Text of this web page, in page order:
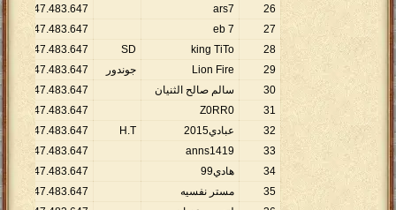
26
ars7
2 147.483.647
1
27
eb 7
2 147.483.647
28
king TiTo
SD
147.483.647
1
29
Lion Fire جوندور 2 147.483.647
1
30
سالم صالح الثنيان 147.483.647
31
Z0RR0
147.483.647
1
32
عبادي2015 H.T
147.483.647
1
33
anns1419
2 147.483.647
34
هادي99 147.483.647
35
مستر نفسيه 2 147.483.647